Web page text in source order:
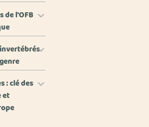
de l'OFB
: clé des
et